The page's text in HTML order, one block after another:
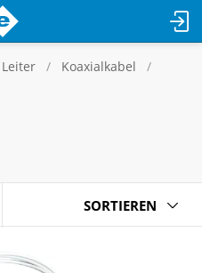
Leiter
Koaxialkabel
SORTIEREN